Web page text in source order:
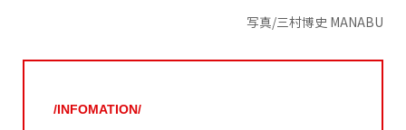
写真/三村博史 MANABU
/INFOMATION/